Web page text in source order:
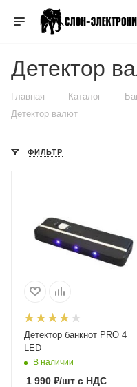
Детектор
Главная — Каталог —
Детектор валют
ФИЛЬТР
Детектор банкнот PRO 4
LED
В наличии
1 990 ₽/шт с НДС